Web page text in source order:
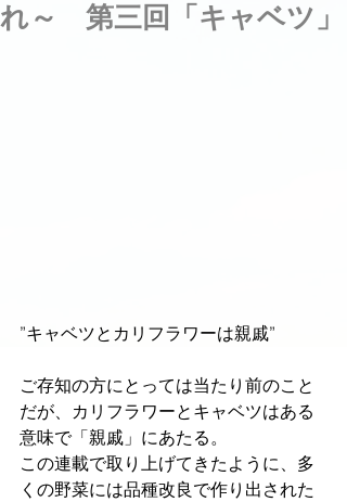
れ～ 第三回「キャベツ」
”キャベツとカリフラワーは親戚”
ご存知の方にとっては当たり前のこと
だが、カリフラワーとキャベツはある
意味で「親戚」にあたる。
この連載で取り上げてきたように、多
くの野菜には品種改良で作り出された